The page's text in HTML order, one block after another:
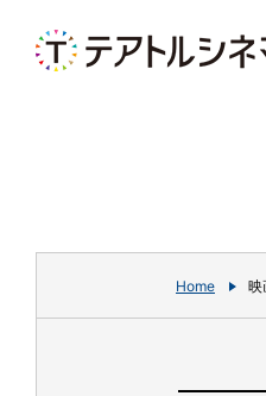
Home 映